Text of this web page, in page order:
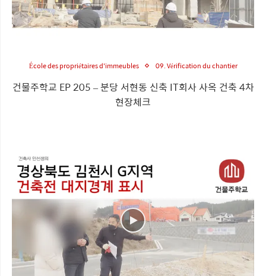
École des propriétaires d'immeubles 09. Vérification du chantier
건물주학교 EP 205 – 분당 서현동 신축 IT회사 사옥 건축 4차
현장체크